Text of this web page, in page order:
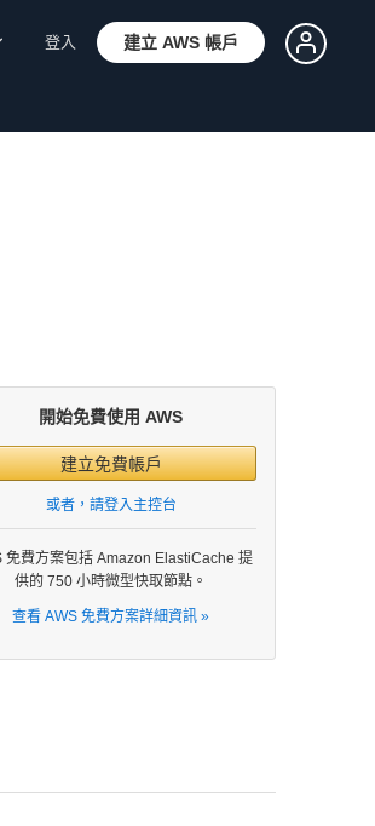
登入 建立 AWS 帳戶
開始免費使用 AWS
建立免費帳戶
或者，請登入主控台
免費方案包括 Amazon ElastiCache 提
供的 750 小時微型快取節點。
查看 AWS 免費方案詳細資訊 »